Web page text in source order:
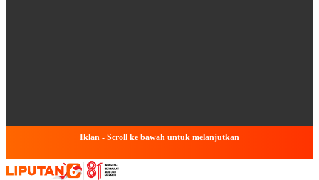
Iklan - Scroll ke bawah untuk melanjutkan